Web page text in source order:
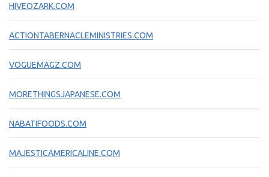
HIVEOZARK.COM
ACTIONTABERNACLEMINISTRIES.COM
VOGUEMAGZ.COM
MORETHINGSJAPANESE.COM
NABATIFOODS.COM
MAJESTICAMERICALINE.COM